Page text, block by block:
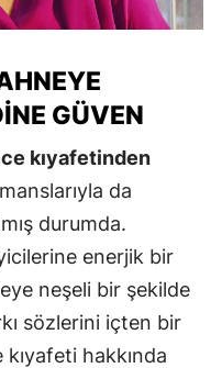
GÜVEN
kıyafetinden
da
durumda.
enerjik bir
neşeli bir şekilde
sözlerini içten bir
hakkında